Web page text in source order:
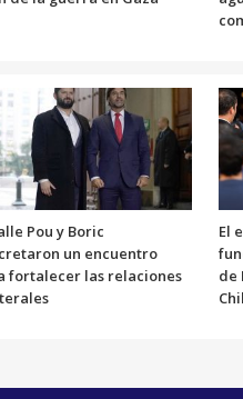
Pou y Boric
un encuentro
fortalecer las relaciones
El
de